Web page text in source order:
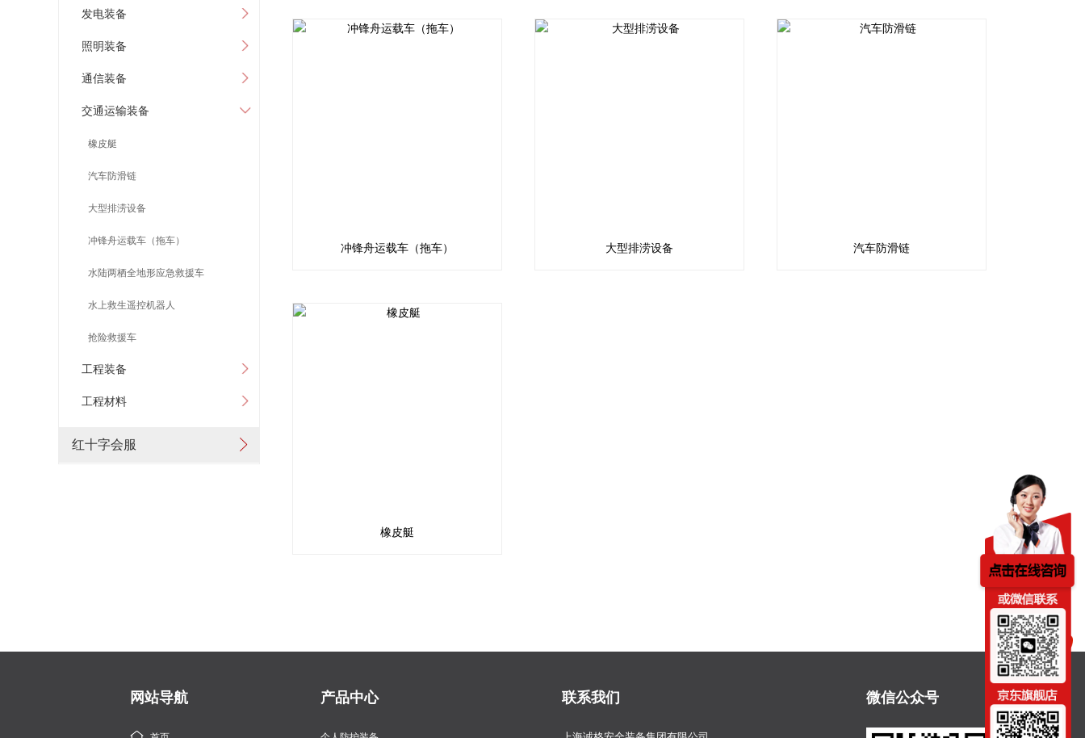
发电装备
照明装备
通信装备
交通运输装备
橡皮艇
汽车防滑链
大型排涝设备
冲锋舟运载车（拖车）
水陆两栖全地形应急救援车
水上救生遥控机器人
抢险救援车
工程装备
工程材料
红十字会服
冲锋舟运载车（拖车） 大型排涝设备 汽车防滑链
橡皮艇
网站导航 产品中心 联系我们 微信公众号